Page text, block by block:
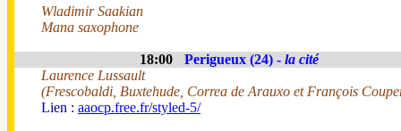
Wladimir Saakian
Mana saxophone
18:00 Perigueux (24) - la cité
Laurence Lussault
(Frescobaldi, Buxtehude, Correa de Arauxo et François
Lien : aaocp.free.fr/styled-5/